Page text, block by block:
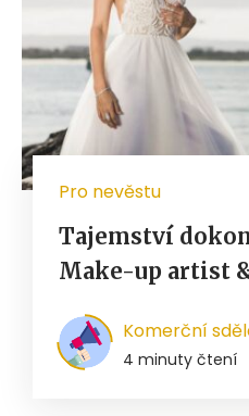
Pro nevěstu
Tajemství
Make-up artist
Komerční
4 minuty čtení